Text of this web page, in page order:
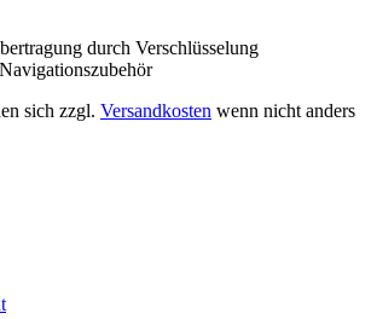
durch Verschlüsselung
sich zzgl. Versandkosten wenn nicht anders